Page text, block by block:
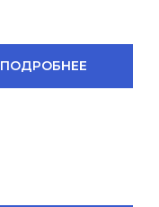
ПОДРОБНЕЕ